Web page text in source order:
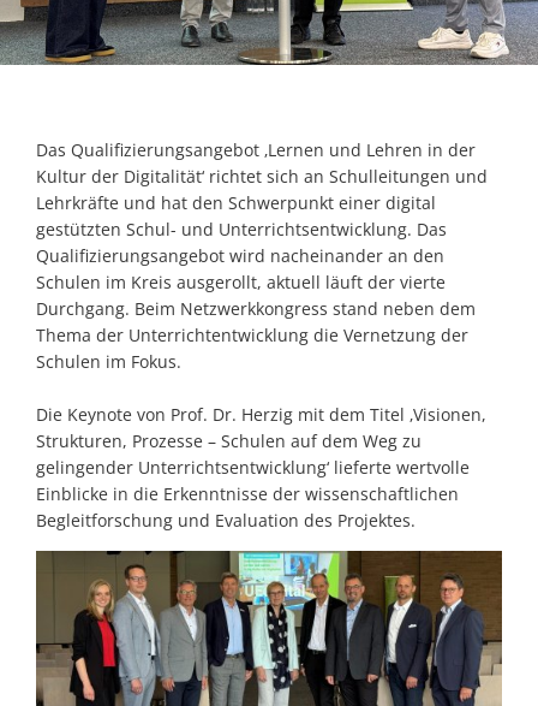
Das Qualifizierungsangebot ‚Lernen und Lehren in der
Kultur der Digitalität‘ richtet sich an Schulleitungen und
Lehrkräfte und hat den Schwerpunkt einer digital
gestützten Schul- und Unterrichtsentwicklung. Das
Qualifizierungsangebot wird nacheinander an den
Schulen im Kreis ausgerollt, aktuell läuft der vierte
Durchgang. Beim Netzwerkkongress stand neben dem
Thema der Unterrichtentwicklung die Vernetzung der
Schulen im Fokus.
Die Keynote von Prof. Dr. Herzig mit dem Titel ‚Visionen,
Strukturen, Prozesse – Schulen auf dem Weg zu
gelingender Unterrichtsentwicklung‘ lieferte wertvolle
Einblicke in die Erkenntnisse der wissenschaftlichen
Begleitforschung und Evaluation des Projektes.